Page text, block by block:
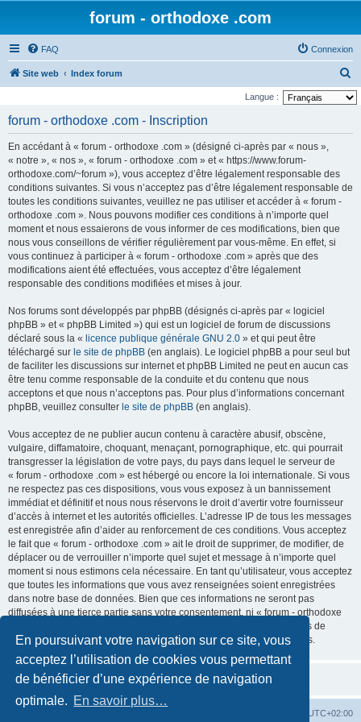
En poursuivant votre navigation sur ce site, vous
acceptez l’utilisation de cookies vous permettant
de bénéficier d’une expérience de navigation
optimale. En savoir plus…
forum - orthodoxe .com
FAQ Connexion
Site web Index forum
e
Langue :
forum - orthodoxe .com - Inscription
En accédant à « forum - orthodoxe .com » (désigné ci-après par « nous »,
« notre », « nos », « forum - orthodoxe .com » et « https://www.forum-
orthodoxe.com/~forum »), vous acceptez d’être légalement responsable des
conditions suivantes. Si vous n’acceptez pas d’être légalement responsable de
toutes les conditions suivantes, veuillez ne pas utiliser et accéder à « forum -
orthodoxe .com ». Nous pouvons modifier ces conditions à n’importe quel
moment et nous essaierons de vous informer de ces modifications, bien que
nous vous conseillons de vérifier régulièrement par vous-même. En effet, si
vous continuez à participer à « forum - orthodoxe .com » après que des
modifications aient été effectuées, vous acceptez d’être légalement
responsable des conditions modifiées et mises à jour.
Nos forums sont développés par phpBB (désignés ci-après par « logiciel
phpBB » et « phpBB Limited ») qui est un logiciel de forum de discussions
déclaré sous la « licence publique générale GNU 2.0 » et qui peut être
téléchargé sur le site de phpBB (en anglais). Le logiciel phpBB a pour seul but
de faciliter les discussions sur internet et phpBB Limited ne peut en aucun cas
être tenu comme responsable de la conduite et du contenu que nous
acceptons et que nous n’acceptons pas. Pour plus d’informations concernant
phpBB, veuillez consulter le site de phpBB (en anglais).
Vous acceptez de ne publier aucun contenu à caractère abusif, obscène,
vulgaire, diffamatoire, choquant, menaçant, pornographique, etc. qui pourrait
transgresser la législation de votre pays, du pays dans lequel le serveur de
« forum - orthodoxe .com » est hébergé ou encore la loi internationale. Si vous
ne respectez pas ces dispositions, vous vous exposez à un bannissement
immédiat et définitif et nous nous réservons le droit d’avertir votre fournisseur
d’accès à internet et les autorités officielles. L’adresse IP de tous les messages
est enregistrée afin d’aider au renforcement de ces conditions. Vous acceptez
le fait que « forum - orthodoxe .com » ait le droit de supprimer, de modifier, de
déplacer ou de verrouiller n’importe quel sujet et message à n’importe quel
moment si nous estimons cela nécessaire. En tant qu’utilisateur, vous acceptez
que toutes les informations que vous avez renseignées soient enregistrées
dans notre base de données. Bien que ces informations ne seront pas
diffusées à une tierce partie sans votre consentement, ni « forum - orthodoxe
.com », ni phpBB, ne pourront être tenus comme responsables en cas de
tentative de piratage informatique visant à compromettre vos données.
UTC+02:00